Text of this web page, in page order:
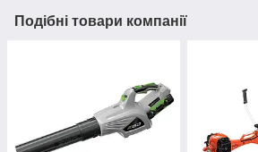
Подібні товари компанії